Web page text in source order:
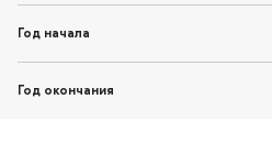
Год начала
Год окончания